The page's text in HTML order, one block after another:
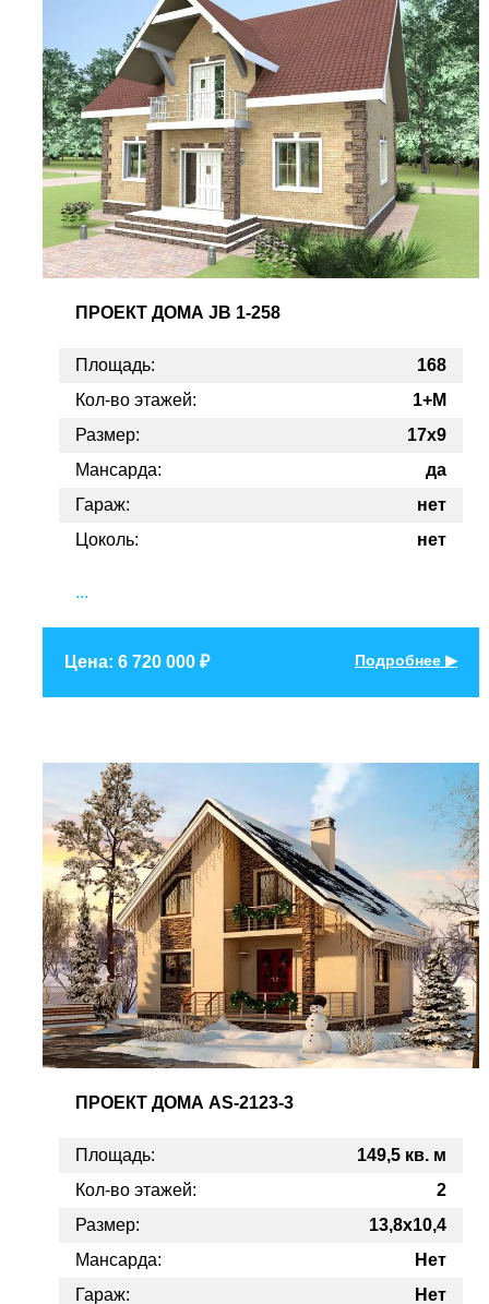
ПРОЕКТ ДОМА JB 1-258
Площадь:
168
Кол-во этажей:
1+M
Размер:
17х9
Мансарда:
да
Гараж:
нет
Цоколь:
нет
...
Цена: 6 720 000 ₽ Подробнее ▶
ПРОЕКТ ДОМА AS-2123-3
Площадь:
149,5 кв. м
Кол-во этажей:
2
Размер:
13,8x10,4
Мансарда:
Нет
Гараж:
Нет